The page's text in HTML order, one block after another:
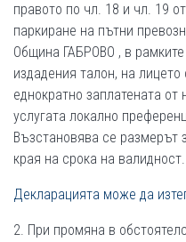
правото по чл. 18 и чл. 19
паркиране на пътни
Община ГАБРОВО , в
издадения талон, на
еднократно заплатената от
услугата локално
Възстановява се размерът
края на срока на валидност.
Декларацията може да
2. При промяна в